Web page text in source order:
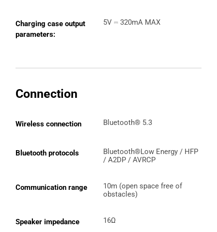
Charging case output
parameters:
5V ⎓ 320mA MAX
Connection
Wireless connection Bluetooth® 5.3
Bluetooth protocols
Bluetooth®Low Energy / HFP
/ A2DP / AVRCP
Communication range
10m (open space free of
obstacles)
Speaker impedance 16Ω